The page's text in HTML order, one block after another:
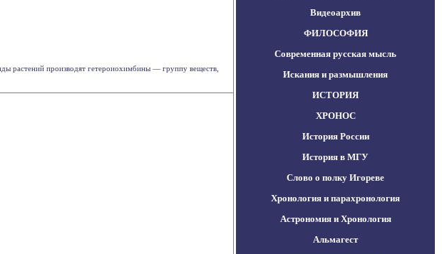
растений производят гетероиохимбины — группу веществ,
Видеоархив
ФИЛОСОФИЯ
Современная русская мысль
Искания и размышления
ИСТОРИЯ
ХРОНОС
История России
История в МГУ
Слово о полку Игореве
Хронология и парахронология
Астрономия и Хронология
Альмагест